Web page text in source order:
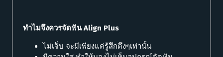
ทำไมจึงควรจัดฟัน Align Plus
ไม่เจ็บ จะมีเพียงแค่รู้สึกตึงๆเท่านั้น